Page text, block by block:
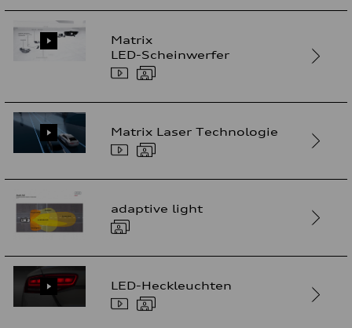
Matrix
LED-Scheinwerfer
Matrix Laser Technologie
adaptive light
LED-Heckleuchten